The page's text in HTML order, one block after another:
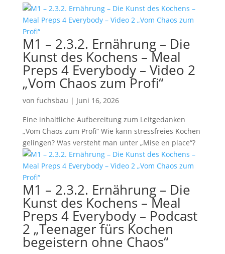
M1 – 2.3.2. Ernährung – Die
Kunst des Kochens – Meal
Preps 4 Everybody – Video 2
„Vom Chaos zum Profi“
von fuchsbau | Juni 16, 2026
Eine inhaltliche Aufbereitung zum Leitgedanken
„Vom Chaos zum Profi“ Wie kann stressfreies Kochen
gelingen? Was versteht man unter „Mise en place“?
M1 – 2.3.2. Ernährung – Die
Kunst des Kochens – Meal
Preps 4 Everybody – Podcast
2 „Teenager fürs Kochen
begeistern ohne Chaos“